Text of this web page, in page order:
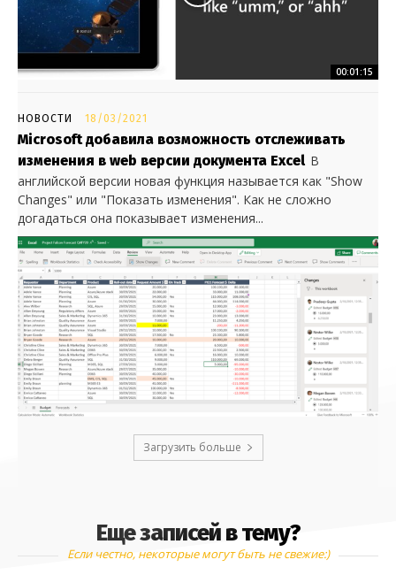
00:01:15
НОВОСТИ 18/03/2021
Microsoft добавила возможность отслеживать
изменения в web версии документа Excel В
английской версии новая функция называется как "Show
Changes" или "Показать изменения". Как не сложно
догадаться она показывает изменения...
Загрузить больше
Еще записей в тему?
Если честно, некоторые могут быть не свежие:)